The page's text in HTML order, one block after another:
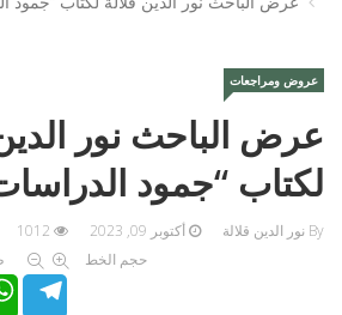
عروض ومراجعات
عرض الباحث نور
لكتاب “جمود
By نور الدين قلالة أكتوبر 09, 2023
حجم الخط
Telegram